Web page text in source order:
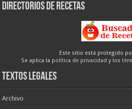
Directorios de recetas
Este sitio está protegido por
Se aplica la política de privacidad y los
Textos legales
Archivo